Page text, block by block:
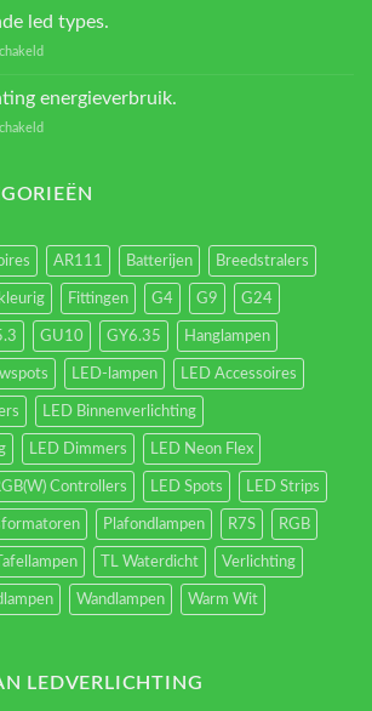
Transformators?
led types.
energieverbruik.
energieverbruik.
AR111 Batterijen Breedstralers
Fittingen G4 G9 G24
GU10 GY6.35 Hanglampen
LED-lampen LED Accessoires
LED Binnenverlichting
LED Dimmers LED Neon Flex
Controllers LED Spots LED Strips
Plafondlampen R7S RGB
Tafellampen TL Waterdicht Verlichting
Wandlampen Warm Wit
LEDVERLICHTING